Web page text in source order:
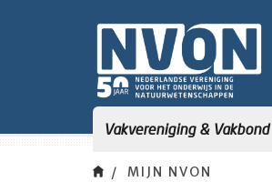
Vakvereniging & Vakbond
MIJN NVON